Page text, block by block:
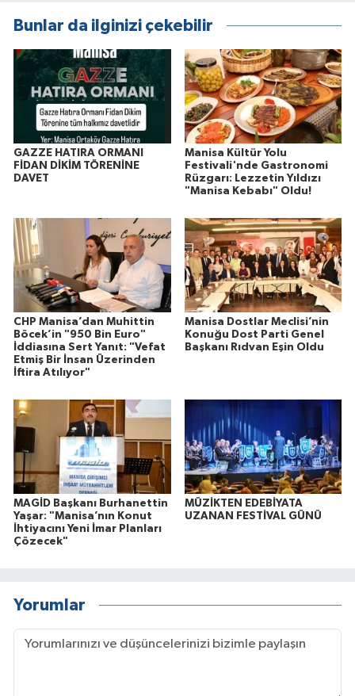
Bunlar da ilginizi çekebilir
GAZZE HATIRA ORMANI
FİDAN DİKİM TÖRENİNE
DAVET
Manisa Kültür Yolu
Festivali'nde Gastronomi
Rüzgarı: Lezzetin Yıldızı
"Manisa Kebabı" Oldu!
CHP Manisa’dan Muhittin
Böcek’in "950 Bin Euro"
İddiasına Sert Yanıt: "Vefat
Etmiş Bir İnsan Üzerinden
İftira Atılıyor"
Manisa Dostlar Meclisi’nin
Konuğu Dost Parti Genel
Başkanı Rıdvan Eşin Oldu
MAGİD Başkanı Burhanettin
Yaşar: "Manisa’nın Konut
İhtiyacını Yeni İmar Planları
Çözecek"
MÜZİKTEN EDEBİYATA
UZANAN FESTİVAL GÜNÜ
Yorumlar